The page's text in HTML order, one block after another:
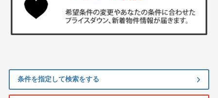
条件を指定して検索をする